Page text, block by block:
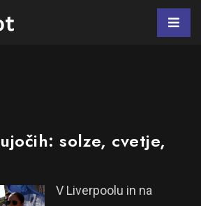
solze, cvetje,
V Liverpoolu in na